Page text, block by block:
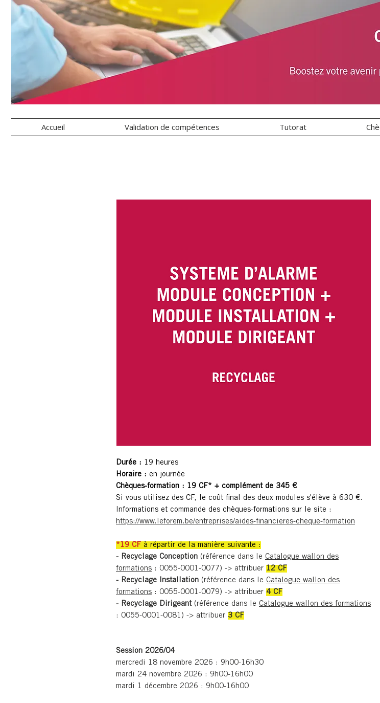
Accueil Validation de compétences Tutorat
Durée : 19 heures
Horaire : en journée
Chèques-formation : 19 CF* + complément de 345 €
Si vous utilisez des CF, le coût final des deux modules s'élève à 630 €.
Informations et commande des chèques-formations sur le site :
https://www.leforem.be/entreprises/aides-financieres-cheque-formation
*19 CF à répartir de la manière suivante :
- Recyclage Conception (référence dans le Catalogue wallon des
formations : 0055-0001-0077) -> attribuer 12 CF
- Recyclage Installation (référence dans le Catalogue wallon des
formations : 0055-0001-0079) -> attribuer 4 CF
- Recyclage Dirigeant(référence dans le Catalogue wallon des formations
: 0055-0001-0081) -> attribuer 3 CF
Session 2026/04
mercredi 18 novembre 2026 : 9h00-16h30
mardi 24 novembre 2026 : 9h00-16h00
mardi 1 décembre 2026 : 9h00-16h00